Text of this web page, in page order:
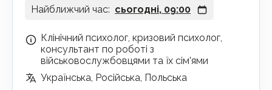
Найближчий час: сьогодні, 09:00
Клінічний психолог, кризовий психолог,
консультант по роботі з
військовослужбовцями та їх сім'ями
Українська, Російська, Польська